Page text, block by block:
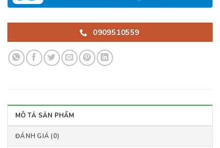
0909510559
MÔ TẢ SẢN PHẨM
ĐÁNH GIÁ (0)